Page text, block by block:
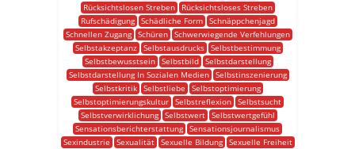
Rücksichtslosen Streben
Rücksichtsloses Streben
Rufschädigung
Schädliche Form
Schnäppchenjagd
Schnellen Zugang
Schüren
Schwerwiegende Verfehlungen
Selbstakzeptanz
Selbstausdrucks
Selbstbestimmung
Selbstbewusstsein
Selbstbild
Selbstdarstellung
Selbstdarstellung In Sozialen Medien
Selbstinszenierung
Selbstkritik
Selbstliebe
Selbstoptimierung
Selbstoptimierungskultur Selbstreflexion Selbstsucht
Selbstverwirklichung
Selbstwert
Selbstwertgefühl
Sensationsberichterstattung Sensationsjournalismus
Sexindustrie
Sexualität Sexuelle Bildung
Sexuelle Freiheit